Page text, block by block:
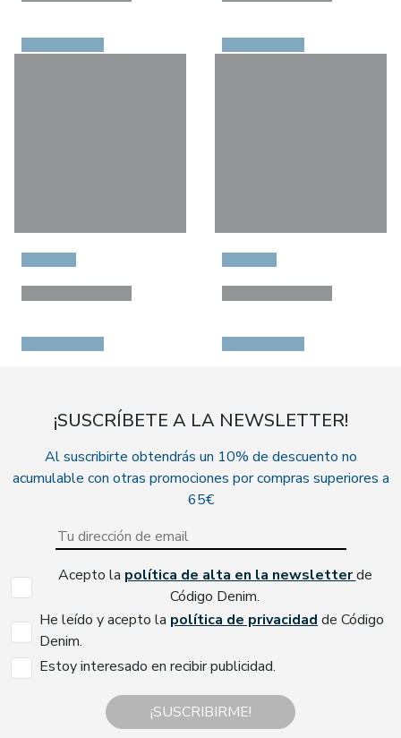
¡SUSCRÍBETE A LA NEWSLETTER!
Al suscribirte obtendrás un 10% de descuento no
acumulable con otras promociones por compras superiores a
65€
Acepto la política de alta en la newsletterde
Código Denim.
He leído y acepto la política de privacidadde Código
Denim.
Estoy interesado en recibir publicidad.
¡SUSCRIBIRME!